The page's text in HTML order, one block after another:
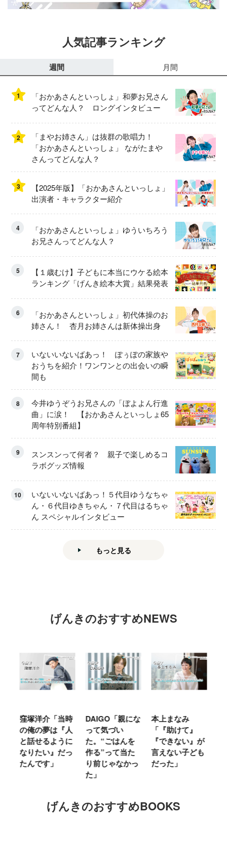
人気記事ランキング
週間 月間
1
「おかあさんといっしょ」和夢お兄さん
ってどんな人？ ロングインタビュー
2
「まやお姉さん」は抜群の歌唱力！
「おかあさんといっしょ」 ながたまや
さんってどんな人？
3
【2025年版】「おかあさんといっしょ」
出演者・キャラクター紹介
4
「おかあさんといっしょ」ゆういちろう
お兄さんってどんな人？
5
【１歳むけ】子どもに本当にウケる絵本
ランキング「げんき絵本大賞」結果発表
6
「おかあさんといっしょ」初代体操のお
姉さん！ 杏月お姉さんは新体操出身
7
いないいないばあっ！ ぽぅぽの家族や
おうちを紹介！ワンワンとの出会いの瞬
間も
8
今井ゆうぞうお兄さんの「ぼよよん行進
曲」に涙！ 【おかあさんといっしょ65
周年特別番組】
9
スンスンって何者？ 親子で楽しめるコ
ラボグッズ情報
10
いないいないばあっ！５代目ゆうなちゃ
ん・６代目ゆきちゃん・７代目はるちゃ
ん スペシャルインタビュー
もっと見る
げんきのおすすめNEWS
窪塚洋介「当時
の俺の夢は『人
と話せるように
なりたい』だっ
たんです」
DAIGO「親にな
って気づい
た。“ごはんを
作る”って当た
り前じゃなかっ
た」
本上まなみ
「『助けて』
『できない』が
言えない子ども
だった」
げんきのおすすめBOOKS